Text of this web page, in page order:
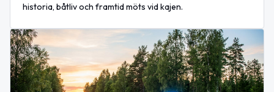
historia, båtliv och framtid möts vid kajen.